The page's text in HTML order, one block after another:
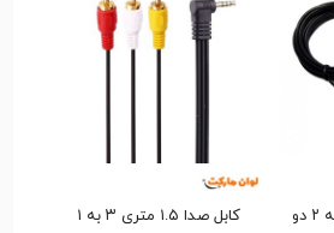
کابل صدا ۵ متری ۲ به ۲ دو
کابل صدا ۱.۵ متری ۳ به ۱